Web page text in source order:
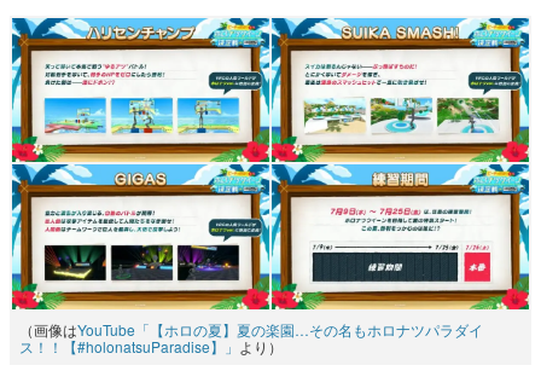
（画像はYouTube「【ホロの夏】夏の楽園…その名もホロナツパラダイ
ス！！【#holonatsuParadise】」 より）